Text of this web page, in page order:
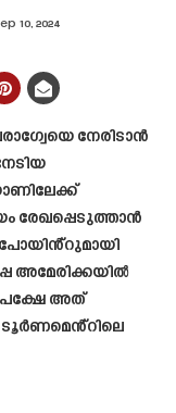
10, 2024
നേരിടാൻ
രേഖപ്പെടുത്താൻ
പോയിൻ്റുമായി
അമേരിക്കയിൽ
പക്ഷേ അത്
ടൂർണമെൻ്റിലെ